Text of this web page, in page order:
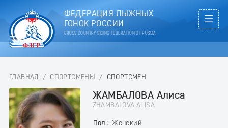
ФЕДЕРАЦИЯ ЛЫЖНЫХ
ГОНОК РОССИИ
CROSS COUNTRY SKIING FEDERATION OF RUSSIA
ГЛАВНАЯ / СПОРТСМЕНЫ / СПОРТСМЕН
ЖАМБАЛОВА Алиса
ZHAMBALOVA ALISA
Пол
Женский